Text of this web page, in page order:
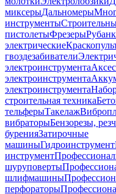
миксерыДальномеры
инструменты
пистолетыФрезеры
электрические
гвоздезабиватели
электроинструмента
электроинструмента
электроинструмента
строительная техника
тельферыТакелаж
вибраторыБензорезы,
буренияЗатирочные
машиныГидроинструмент
инструмент
шуруповерты
шлифмашины
перфораторы